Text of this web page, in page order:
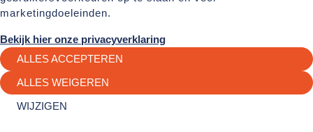
marketingdoeleinden.
Bekijk hier onze privacyverklaring
ALLES ACCEPTEREN
ALLES WEIGEREN
WIJZIGEN